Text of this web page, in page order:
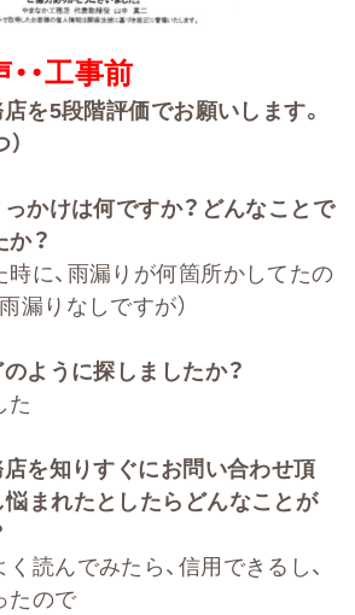
・工事前
を5段階評価でお願いします。
かけは何ですか？どんなことで
？
に、雨漏りが何箇所かしてたの
漏りなしですが）
ように探しましたか？
た
を知りすぐにお問い合わせ頂
まれたとしたらどんなことが
読んでみたら、信用できるし、
たので